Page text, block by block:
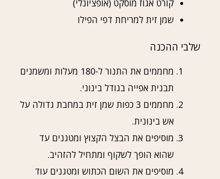
קורט אגוז מוסקט (אופציונלי)
שמן זית למריחת דפי הפילו
שלבי ההכנה
מחממים את התנור ל-180 מעלות ומשמנים
תבנית אפייה בגודל בינוני.
מחממים 3 כפות שמן זית במחבת גדולה על
אש בינונית.
מוסיפים את הבצל הקצוץ ומטגנים עד
שהוא הופך לשקוף ומתחיל להזהיב.
מוסיפים את השום הכתוש ומטגנים עוד